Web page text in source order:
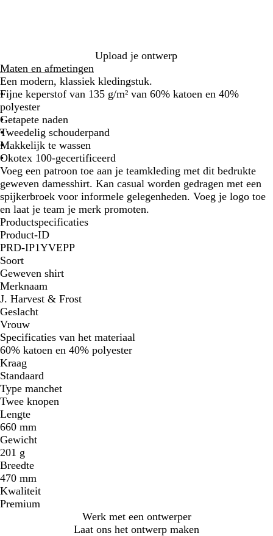
u
w
u
w
Upload je ontwerp
Maten en afmetingen
Een modern, klassiek kledingstuk.
Fijne keperstof van 135 g/m² van 60% katoen en 40%
polyester
Getapete naden
Tweedelig schouderpand
Makkelijk te wassen
Okotex 100-gecertificeerd
Voeg een patroon toe aan je teamkleding met dit bedrukte
geweven damesshirt. Kan casual worden gedragen met een
spijkerbroek voor informele gelegenheden. Voeg je logo toe
en laat je team je merk promoten.
Productspecificaties
Product-ID
PRD-IP1YVEPP
Soort
Geweven shirt
Merknaam
J. Harvest & Frost
Geslacht
Vrouw
Specificaties van het materiaal
60% katoen en 40% polyester
Kraag
Standaard
Type manchet
Twee knopen
Lengte
660 mm
Gewicht
201 g
Breedte
470 mm
Kwaliteit
Premium
Werk met een ontwerper
Laat ons het ontwerp maken